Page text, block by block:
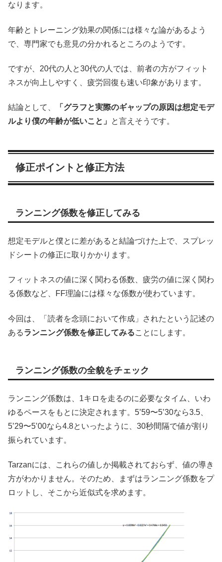
なります。
年齢とトレーニング効果の関係には様々な論があるよう
で、専門家でも意見の分かれるところのようです。
ですが、20代の人と30代の人では、前者の方がフィット
ネスが向上しやすく、疲労回復も速い印象があります。
結論として、
「グラフと実際のギャップの原因は想定モデ
ルより僕の年齢が低いこと」
と言えそうです。
修正ポイントと修正方法
ランニング係数を修正してみる
想定モデルと僕とに差があると結論づけた上で、スプレッ
ドシートの修正に取りかかります。
フィットネスの値に深く関わる係数、疲労の値に深く関わ
る係数など、FF理論には様々な係数が使わています。
今回は、「読者を念頭において作成」されたという記述の
あるランニング係数を修正してみることにします。
ランニング係数の全貌をチェック
ランニング係数は、1キロを走るのに必要なタイム、いわ
ゆるペースをもとに決定されます。5’59〜5’30なら3.5、
5’29〜5’00なら4.8といったように、30秒間隔で値が割り
振られています。
Tarzanには、これらの値しか掲載されておらず、値の導き
方がわかりません。そのため、まずはランニング係数をプ
ロットし、そこから近似式を求めます。